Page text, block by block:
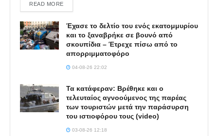
READ MOREDETAILS
Έχασε το δελτίο του ενός εκατομμυρίου
και το ξαναβρήκε σε βουνό από
σκουπίδια – Έτρεχε πίσω από το
απορριμματοφόρο
04-08-26 22:02
Τα κατάφεραν: Βρέθηκε και ο
τελευταίος αγνοούμενος της παρέας
των τουριστών μετά την παράσυρση
του ιστιοφόρου τους (video)
03-08-26 12:18